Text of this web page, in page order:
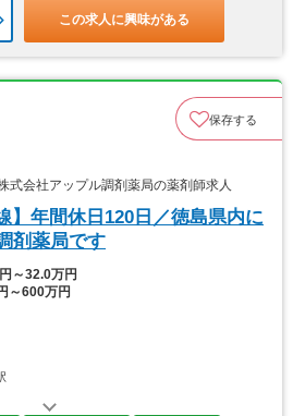
この求人に興味がある
保存する
会社アップル調剤薬局の薬剤師求人
】年間休日120日／徳島県内に
剤薬局です
～32.0万円
～600万円